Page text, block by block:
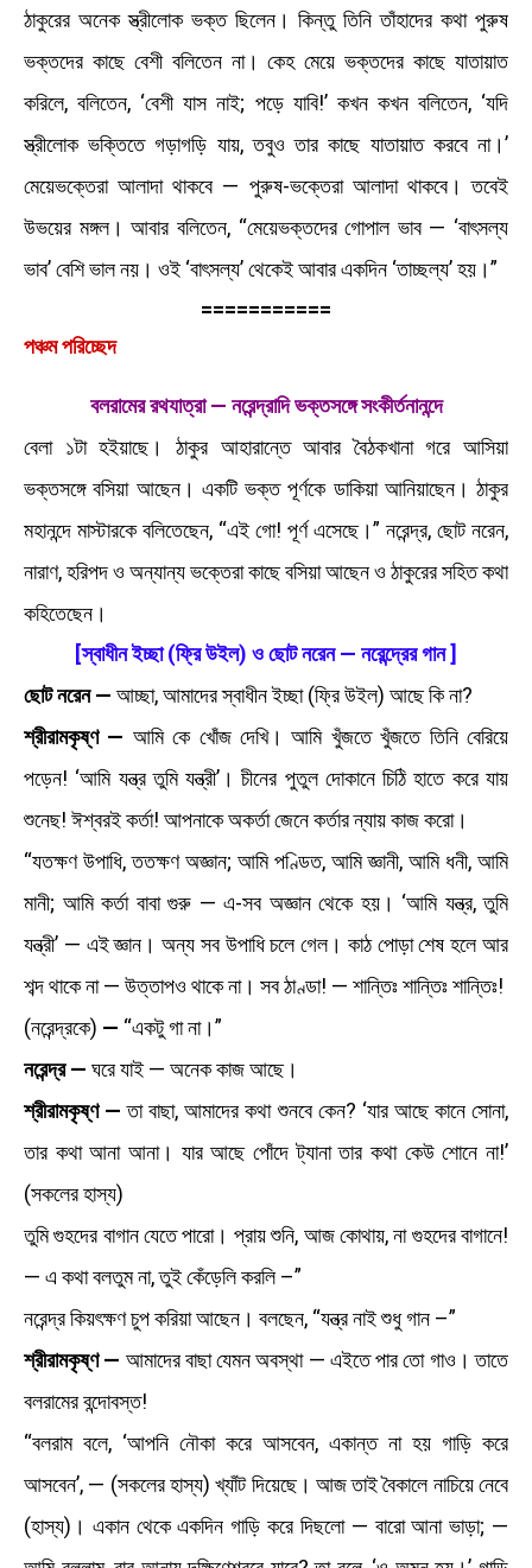
ঠাকুরের অনেক স্ত্রীলোক ভক্ত ছিলেন। কিন্তু তিনি তাঁহাদের কথা পুরুষ
ভক্তদের কাছে বেশী বলিতেন না। কেহ মেয়ে ভক্তদের কাছে যাতায়াত
করিলে, বলিতেন, ‘বেশী যাস নাই; পড়ে যাবি!’ কখন কখন বলিতেন, ‘যদি
স্ত্রীলোক ভক্তিতে গড়াগড়ি যায়, তবুও তার কাছে যাতায়াত করবে না।’
মেয়েভক্তেরা আলাদা থাকবে — পুরুষ-ভক্তেরা আলাদা থাকবে। তবেই
উভয়ের মঙ্গল। আবার বলিতেন, “মেয়েভক্তদের গোপাল ভাব — ‘বাৎসল্য
ভাব’ বেশি ভাল নয়। ওই ‘বাৎসল্য’ থেকেই আবার একদিন ‘তাচ্ছল্য’ হয়।”
===========
পঞ্চম পরিচ্ছেদ
বলরামের রথযাত্রা — নরেন্দ্রাদি ভক্তসঙ্গে সংকীর্তনানন্দে
বেলা ১টা হইয়াছে। ঠাকুর আহারান্তে আবার বৈঠকখানা গরে আসিয়া
ভক্তসঙ্গে বসিয়া আছেন। একটি ভক্ত পূর্ণকে ডাকিয়া আনিয়াছেন। ঠাকুর
মহানন্দে মাস্টারকে বলিতেছেন, “এই গো! পূর্ণ এসেছে।” নরেন্দ্র, ছোট নরেন,
নারাণ, হরিপদ ও অন্যান্য ভক্তেরা কাছে বসিয়া আছেন ও ঠাকুরের সহিত কথা
কহিতেছেন।
[স্বাধীন ইচ্ছা (ফ্রি উইল) ও ছোট নরেন — নরেন্দ্রের গান ]
ছোট নরেন — আচ্ছা, আমাদের স্বাধীন ইচ্ছা (ফ্রি উইল) আছে কি না?
শ্রীরামকৃষ্ণ — আমি কে খোঁজ দেখি। আমি খুঁজতে খুঁজতে তিনি বেরিয়ে
পড়েন! ‘আমি যন্ত্র তুমি যন্ত্রী’। চীনের পুতুল দোকানে চিঠি হাতে করে যায়
শুনেছ! ঈশ্বরই কর্তা! আপনাকে অকর্তা জেনে কর্তার ন্যায় কাজ করো।
“যতক্ষণ উপাধি, ততক্ষণ অজ্ঞান; আমি পণ্ডিত, আমি জ্ঞানী, আমি ধনী, আমি
মানী; আমি কর্তা বাবা গুরু — এ-সব অজ্ঞান থেকে হয়। ‘আমি যন্ত্র, তুমি
যন্ত্রী’ — এই জ্ঞান। অন্য সব উপাধি চলে গেল। কাঠ পোড়া শেষ হলে আর
শব্দ থাকে না — উত্তাপও থাকে না। সব ঠাণ্ডা! — শান্তিঃ শান্তিঃ শান্তিঃ!
(নরেন্দ্রকে) — “একটু গা না।”
নরেন্দ্র — ঘরে যাই — অনেক কাজ আছে।
শ্রীরামকৃষ্ণ — তা বাছা, আমাদের কথা শুনবে কেন? ‘যার আছে কানে সোনা,
তার কথা আনা আনা। যার আছে পোঁদে ট্যানা তার কথা কেউ শোনে না!’
(সকলের হাস্য)
তুমি গুহদের বাগান যেতে পারো। প্রায় শুনি, আজ কোথায়, না গুহদের বাগানে!
— এ কথা বলতুম না, তুই কেঁড়েলি করলি –”
নরেন্দ্র কিয়ৎক্ষণ চুপ করিয়া আছেন। বলছেন, “যন্ত্র নাই শুধু গান –”
শ্রীরামকৃষ্ণ — আমাদের বাছা যেমন অবস্থা — এইতে পার তো গাও। তাতে
বলরামের বন্দোবস্ত!
“বলরাম বলে, ‘আপনি নৌকা করে আসবেন, একান্ত না হয় গাড়ি করে
আসবেন’, — (সকলের হাস্য) খ্যাঁট দিয়েছে। আজ তাই বৈকালে নাচিয়ে নেবে
(হাস্য)। একান থেকে একদিন গাড়ি করে দিছলো — বারো আনা ভাড়া; —